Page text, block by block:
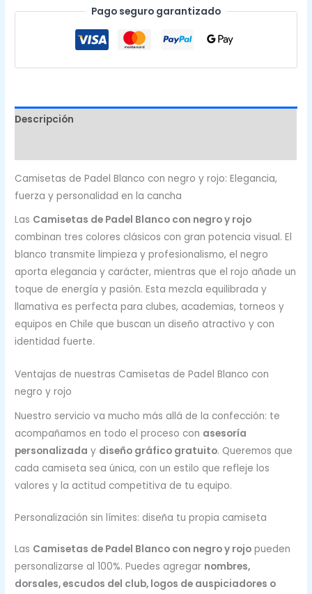
Pago seguro garantizado
Descripción
Camisetas de Padel Blanco con negro y rojo: Elegancia,
fuerza y personalidad en la cancha
Las Camisetas de Padel Blanco con negro y rojo
combinan tres colores clásicos con gran potencia visual. El
blanco transmite limpieza y profesionalismo, el negro
aporta elegancia y carácter, mientras que el rojo añade un
toque de energía y pasión. Esta mezcla equilibrada y
llamativa es perfecta para clubes, academias, torneos y
equipos en Chile que buscan un diseño atractivo y con
identidad fuerte.
Ventajas de nuestras Camisetas de Padel Blanco con
negro y rojo
Nuestro servicio va mucho más allá de la confección: te
acompañamos en todo el proceso con asesoría
personalizada y diseño gráfico gratuito. Queremos que
cada camiseta sea única, con un estilo que refleje los
valores y la actitud competitiva de tu equipo.
Personalización sin límites: diseña tu propia camiseta
Las Camisetas de Padel Blanco con negro y rojo pueden
personalizarse al 100%. Puedes agregar nombres,
dorsales, escudos del club, logos de auspiciadores o